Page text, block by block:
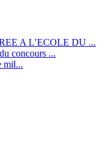
A L’ECOLE DU ...
concours ...
mil...